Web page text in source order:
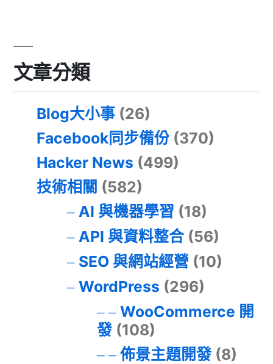
文章分類
Blog大小事 (26)
Facebook同步備份 (370)
Hacker News (499)
技術相關 (582)
AI 與機器學習 (18)
API 與資料整合(56)
SEO 與網站經營 (10)
WordPress (296)
WooCommerce 開
發(108)
佈景主題開發(8)